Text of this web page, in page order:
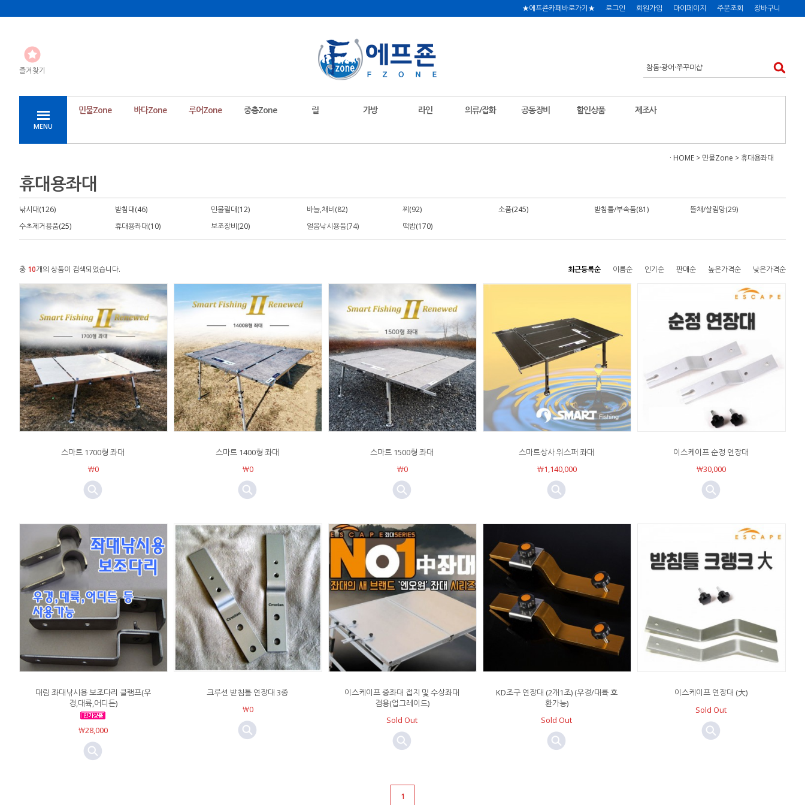
★에프죤카페바로가기★ 로그인 회원가입 마이페이지 주문조회 장바구니
즐겨찾기
MENU
민물Zone 바다Zone 루어Zone 중층Zone 릴 가방 라인 의류/잡화 공동장비 할인상품 제조사
· HOME > 민물Zone >휴대용좌대
휴대용좌대
낚시대(126) 받침대(46) 민물릴대(12) 바늘,채비(82) 찌(92) 소품(245) 받침틀/부속품(81)
뜰채/살림망(29)
수초제거용품(25)
휴대용좌대(10) 보조장비(20) 얼음낚시용품(74) 떡밥(170)
총 10개의 상품이 검색되었습니다. 최근등록순 이름순 인기순 판매순 높은가격순 낮은가격순
스마트 1700형 좌대
￦0
스마트 1400형 좌대
￦0
스마트 1500형 좌대
￦0
스마트상사 위스퍼 좌대
￦1,140,000
이스케이프 순정 연장대
￦30,000
대림 좌대낚시용 보조다리 클램프(우
경,대륙,어디든)
￦28,000
크루션 받침틀 연장대 3종
￦0
이스케이프 중좌대 접지 및 수상좌대
겸용(업그레이드)
Sold Out
KD조구 연장대 (2개1조) (우경/대륙 호
환가능)
Sold Out
이스케이프 연장대 (大)
Sold Out
1